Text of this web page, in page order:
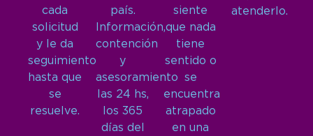
cada
solicitud
y le da
seguimiento
hasta que
se
resuelve.
país.
Información,
contención
y
asesoramiento
las 24 hs,
los 365
días del
siente
que nada
tiene
sentido o
se
encuentra
atrapado
en una
atenderlo.